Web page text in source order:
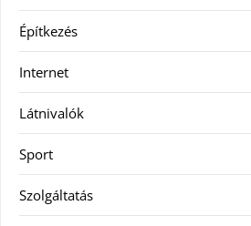
Építkezés
Internet
Látnivalók
Sport
Szolgáltatás